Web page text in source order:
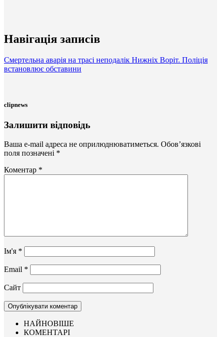
Навігація записів
Смертельна аварія на трасі неподалік Нижніх Воріт. Поліція
встановлює обставини
clipnews
Залишити відповідь
Ваша e-mail адреса не оприлюднюватиметься. Обов’язкові
поля позначені *
Коментар *
Ім'я *
Email *
Сайт
НАЙНОВІШЕ
КОМЕНТАРІ